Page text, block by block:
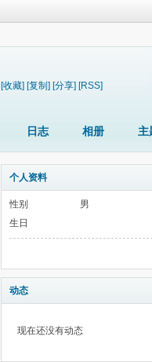
[收藏] [复制] [分享] [RSS]
日志 相册 主
个人资料
性别
男
生日
动态
现在还没有动态